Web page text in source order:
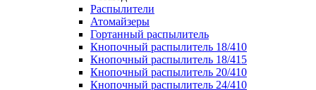
Распылители
Атомайзеры
Гортанный распылитель
Кнопочный распылитель 18/410
Кнопочный распылитель 18/415
Кнопочный распылитель 20/410
Кнопочный распылитель 24/410